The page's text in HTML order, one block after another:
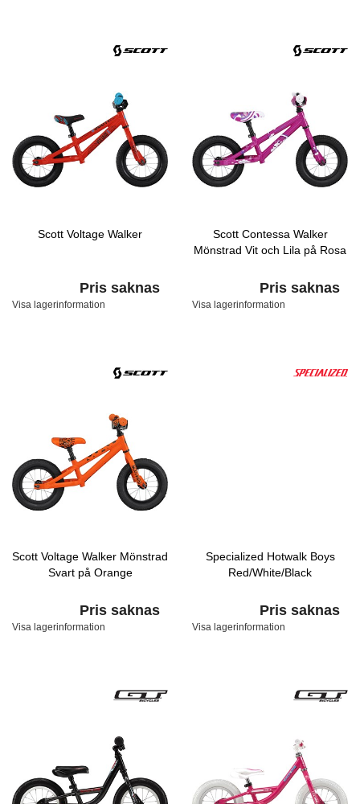
Scott Voltage Walker
Pris saknas
Visa lagerinformation
Scott Contessa Walker
Mönstrad Vit och Lila på Rosa
Pris saknas
Visa lagerinformation
Scott Voltage Walker Mönstrad
Svart på Orange
Pris saknas
Visa lagerinformation
Specialized Hotwalk Boys
Red/White/Black
Pris saknas
Visa lagerinformation